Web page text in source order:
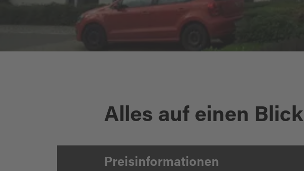
Rathaus Gemeinde ReuthAlles auf einen Blick
Preisinformationen